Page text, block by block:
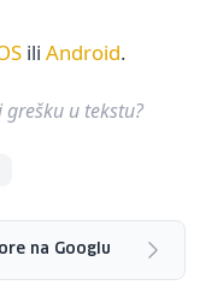
ili Android.
u tekstu?
na Googlu